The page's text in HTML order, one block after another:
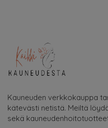
Kauneuden verkkokauppa
kätevästi netistä. Meiltä
sekä